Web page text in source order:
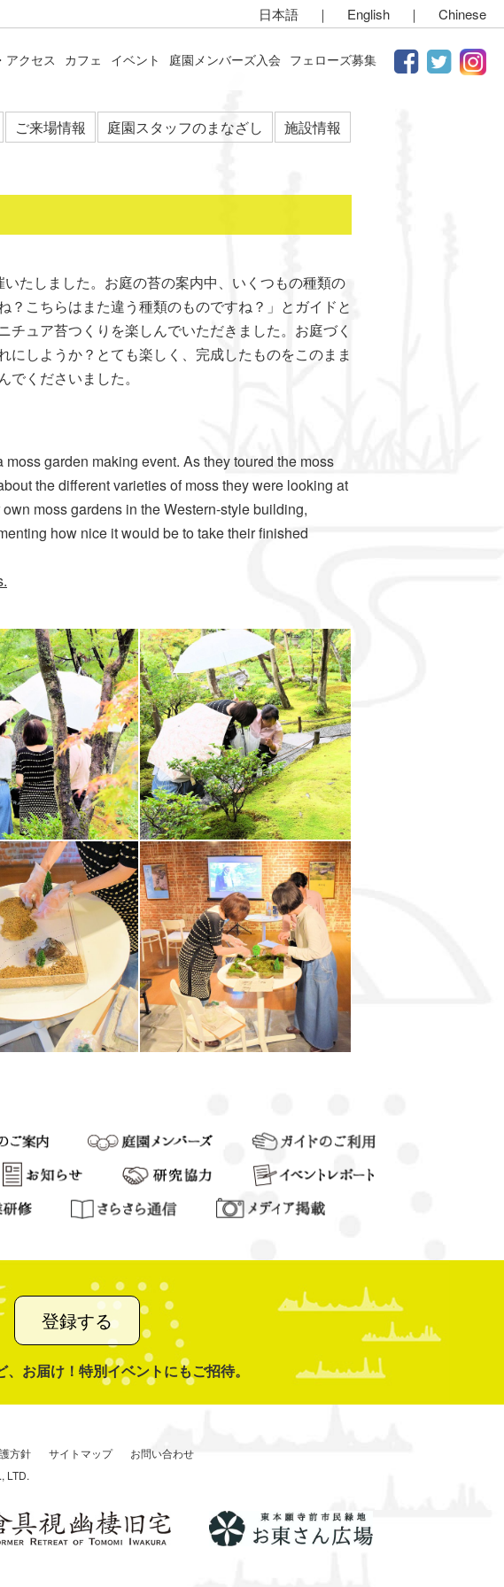
日本語 ｜ English ｜ Chinese
アクセス カフェ イベント 庭園メンバーズ入会 フェローズ募集
ご来場情報 庭園スタッフのまなざし
施設情報
たしました。お庭の苔の案内中、いくつもの種類の
こちらはまた違う種類のものですね？」とガイドと
ュア苔つくりを楽しんでいただきました。お庭づく
にしようか？とても楽しく、完成したものをこのまま
くださいました。
garden making event. As they toured the moss
the different varieties of moss they were looking at
moss gardens in the Western-style building,
how nice it would be to take their finished
登録する
お届け！特別イベントにもご招待。
方針 サイトマップ
お問い合わせ
LTD.